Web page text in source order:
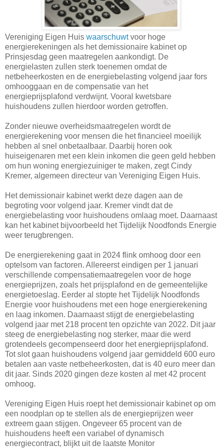
Vereniging Eigen Huis waarschuwtvoor hoge
energierekeningen als het demissionaire kabinet op
Prinsjesdag geen maatregelen aankondigt. De
energielasten zullen sterk toenemen omdat de
netbeheerkosten en de energiebelasting volgend jaar fors
omhooggaan en de compensatie van het
energieprijsplafond verdwijnt. Vooral kwetsbare
huishoudens zullen hierdoor worden getroffen.
Zonder nieuwe overheidsmaatregelen wordt de
energierekening voor mensen die het financieel moeilijk
hebben al snel onbetaalbaar. Daarbij horen ook
huiseigenaren met een klein inkomen die geen geld hebben
om hun woning energiezuiniger te maken, zegt Cindy
Kremer, algemeen directeur van Vereniging Eigen Huis.
Het demissionair kabinet werkt deze dagen aan de
begroting voor volgend jaar. Kremer vindt dat de
energiebelasting voor huishoudens omlaag moet. Daarnaast
kan het kabinet bijvoorbeeld het Tijdelijk Noodfonds Energie
weer terugbrengen.
De energierekening gaat in 2024 flink omhoog door een
optelsom van factoren. Allereerst eindigen per 1 januari
verschillende compensatiemaatregelen voor de hoge
energieprijzen, zoals het prijsplafond en de gemeentelijke
energietoeslag. Eerder al stopte het Tijdelijk Noodfonds
Energie voor huishoudens met een hoge energierekening
en laag inkomen. Daarnaast stijgt de energiebelasting
volgend jaar met 218 procent ten opzichte van 2022. Dit jaar
steeg de energiebelasting nog sterker, maar die werd
grotendeels gecompenseerd door het energieprijsplafond.
Tot slot gaan huishoudens volgend jaar gemiddeld 600 euro
betalen aan vaste netbeheerkosten, dat is 40 euro meer dan
dit jaar. Sinds 2020 gingen deze kosten al met 42 procent
omhoog.
Vereniging Eigen Huis roept het demissionair kabinet op om
een noodplan op te stellen als de energieprijzen weer
extreem gaan stijgen. Ongeveer 65 procent van de
huishoudens heeft een variabel of dynamisch
energiecontract, blijkt uit de laatste Monitor